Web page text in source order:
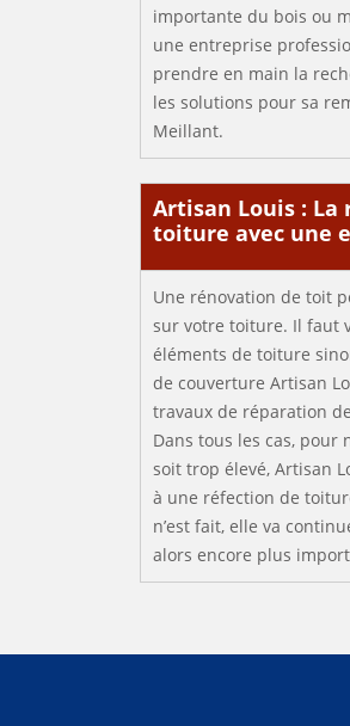
importante du bois ou
une entreprise
prendre en main la
les solutions pour sa
Meillant.
Artisan Louis : La
toiture avec une
Une rénovation de toit
sur votre toiture. Il faut
éléments de toiture
de couverture Artisan
travaux de réparation
Dans tous les cas,
soit trop élevé, Artisan
à une réfection de
n’est fait, elle va
alors encore plus